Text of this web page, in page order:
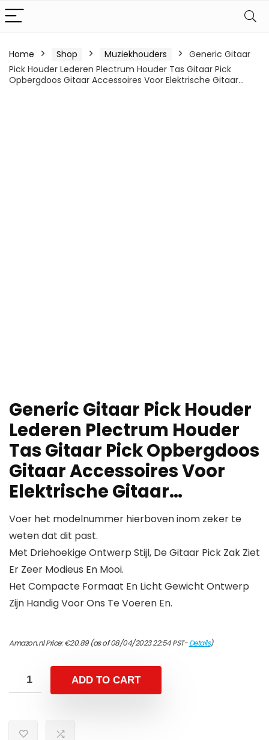
Home Shop Muziekhouders
Generic Gitaar
Pick Houder Lederen Plectrum Houder Tas Gitaar Pick
Opbergdoos Gitaar Accessoires Voor Elektrische Gitaar…
Generic Gitaar Pick Houder
Lederen Plectrum Houder
Tas Gitaar Pick Opbergdoos
Gitaar Accessoires Voor
Elektrische Gitaar…
Voer het modelnummer hierboven inom zeker te
weten dat dit past.
Met Driehoekige Ontwerp Stijl, De Gitaar Pick Zak Ziet
Er Zeer Modieus En Mooi.
Het Compacte Formaat En Licht Gewicht Ontwerp
Zijn Handig Voor Ons Te Voeren En.
Amazon.nl Price:€20.89(as of 08/04/2023 22:54 PST-Details)
ADD TO CART